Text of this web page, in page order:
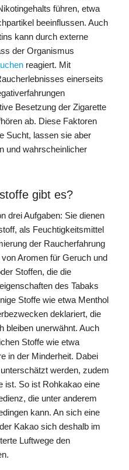
führen, etwa
beeinflussen. Auch
kann durch externe
der Organismus
reagiert. Mit
einerseits
Besetzung der Zigarette
ab. Diese Faktoren
Sucht, lassen sie aber
und wahrscheinlicher
gibt es?
drei Aufgaben: Sie dienen
als Feuchtigkeitsmittel
der Raucherfahrung
Aromen für Geruch und
Stoffen, die die
des Tabaks
Stoffe wie etwa Menthol
deklariert, die
bleiben unerwähnt. Auch
Stoffe wie etwa
in der Minderheit. Dabei
werden, zudem
ist. So ist Rohkakao eine
die unter anderem
kann. An sich eine
Kakao sich deshalb im
Luftwege den